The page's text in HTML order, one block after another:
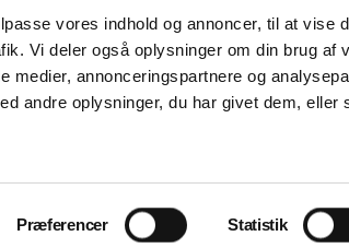
vores indhold og annoncer, til at vise
Vi deler også oplysninger om din brug af
medier, annonceringspartnere og
andre oplysninger, du har givet dem, eller
Præferencer Statistik